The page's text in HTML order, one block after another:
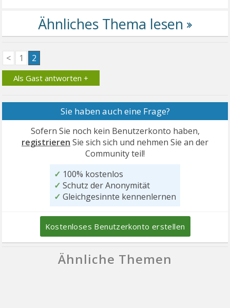
< 1 2
Als Gast antworten +
Sie haben auch eine Frage?
Sofern Sie noch kein Benutzerkonto haben,
registrieren Sie sich sich und nehmen Sie an der
Community teil!
✓ 100% kostenlos
✓ Schutz der Anonymität
✓ Gleichgesinnte kennenlernen
Kostenloses Benutzerkonto erstellen
Ähnliche Themen